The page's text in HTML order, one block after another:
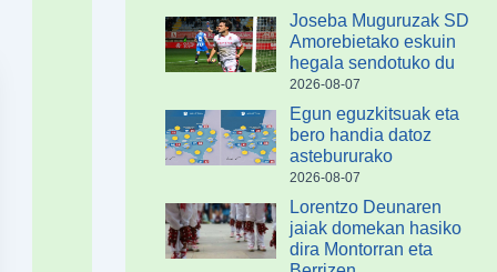
Joseba Muguruzak SD
Amorebietako eskuin
hegala sendotuko du
2026-08-07
Egun eguzkitsuak eta
bero handia datoz
astebururako
2026-08-07
Lorentzo Deunaren
jaiak domekan hasiko
dira Montorran eta